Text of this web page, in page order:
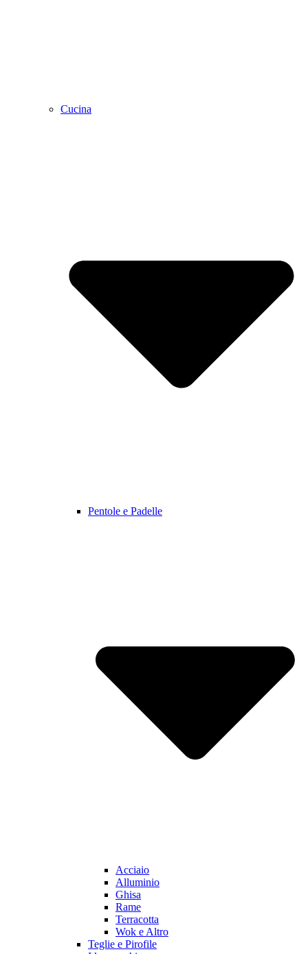
Cucina
Pentole e Padelle
Acciaio
Alluminio
Ghisa
Rame
Terracotta
Wok e Altro
Teglie e Pirofile